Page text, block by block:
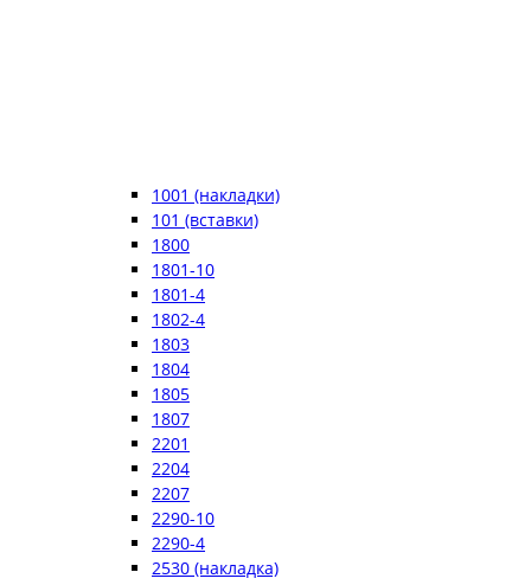
1001 (накладки)
101 (вставки)
1800
1801-10
1801-4
1802-4
1803
1804
1805
1807
2201
2204
2207
2290-10
2290-4
2530 (накладка)